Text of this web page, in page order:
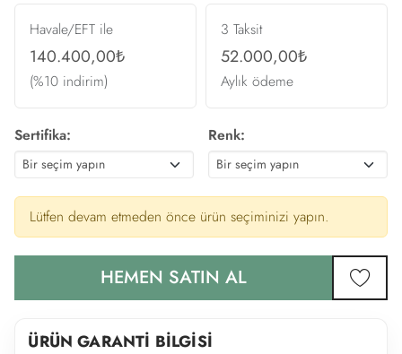
Havale/EFT ile
140.400,00₺
(%10 indirim)
3 Taksit
52.000,00₺
Aylık ödeme
Sertifika: Renk:
Lütfen devam etmeden önce ürün seçiminizi yapın.
HEMEN SATIN AL
ÜRÜN GARANTİ BİLGİSİ